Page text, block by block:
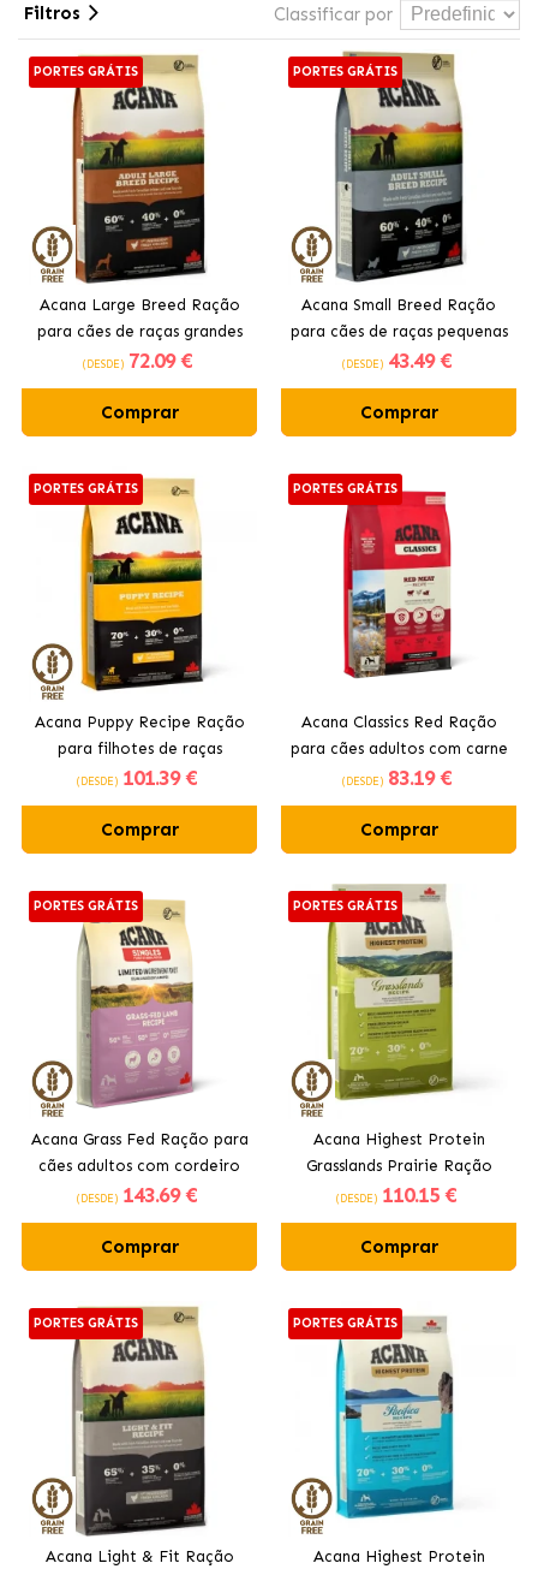
Classificar por
Filtros
PORTES GRÁTIS
Acana Large Breed Ração
para cães de raças grandes
com frango
(DESDE) 72.09 €
Comprar
PORTES GRÁTIS
Acana Small Breed Ração
para cães de raças pequenas
com frango
(DESDE) 43.49 €
Comprar
PORTES GRÁTIS
Acana Puppy Recipe Ração
para filhotes de raças
médias
(DESDE) 101.39 €
Comprar
PORTES GRÁTIS
Acana Classics Red Ração
para cães adultos com carne
bovina
(DESDE) 83.19 €
Comprar
PORTES GRÁTIS
Acana Grass Fed Ração para
cães adultos com cordeiro
(DESDE) 143.69 €
Comprar
PORTES GRÁTIS
Acana Highest Protein
Grasslands Prairie Ração
para cães adultos com
(DESDE) 110.15 €
Comprar
PORTES GRÁTIS
Acana Light & Fit Ração
PORTES GRÁTIS
Acana Highest Protein